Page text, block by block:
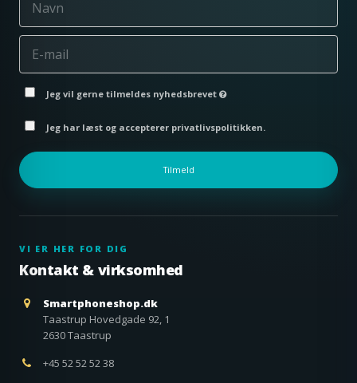
Jeg vil gerne tilmeldes nyhedsbrevet
Jeg har læst og accepterer privatlivspolitikken.
Tilmeld
VI ER HER FOR DIG
Kontakt & virksomhed
Smartphoneshop.dk
Taastrup Hovedgade 92, 1
2630 Taastrup
+45 52 52 52 38